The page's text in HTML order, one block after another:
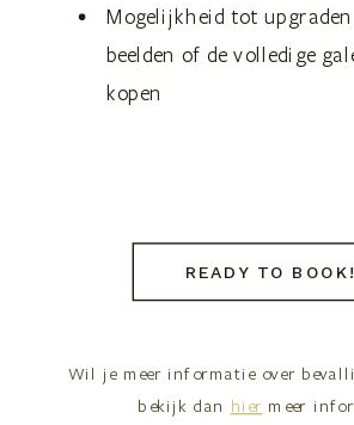
Mogelijkheid tot
beelden of de volledige
kopen
READY TO BOOK!
Wil je meer informatie over
bekijk dan hier meer